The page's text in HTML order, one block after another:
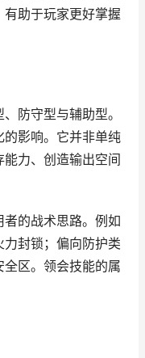
助于玩家更好掌握
防守型与辅助型。
影响。它并非单纯
力、创造输出空间
的战术思路。例如
封锁；偏向防护类
区。领会技能的属